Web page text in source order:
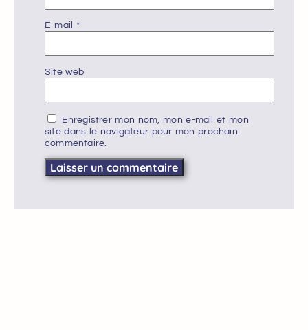
E-mail *
Site web
Enregistrer mon nom, mon e-mail et mon
site dans le navigateur pour mon prochain
commentaire.